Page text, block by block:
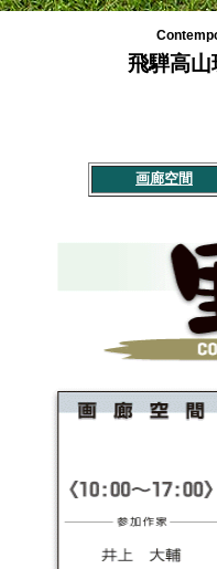
飛騨高
画廊空間